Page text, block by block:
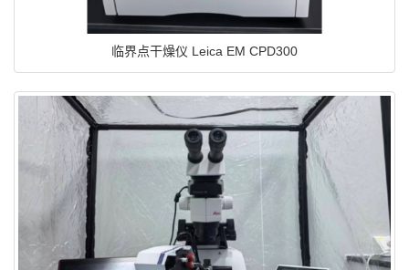
临界点干燥仪 Leica EM CPD300